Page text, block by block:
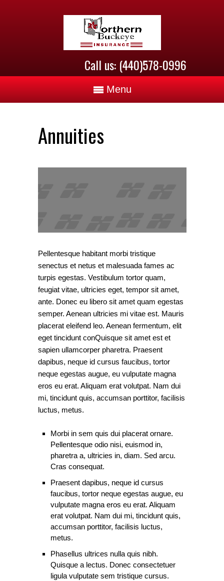
Call us: (440)578-0996
Menu
Annuities
Pellentesque habitant morbi tristique
senectus et netus et malesuada fames ac
turpis egestas. Vestibulum tortor quam,
feugiat vitae, ultricies eget, tempor sit amet,
ante. Donec eu libero sit amet quam egestas
semper. Aenean ultricies mi vitae est. Mauris
placerat eleifend leo. Aenean fermentum, elit
eget tincidunt conQuisque sit amet est et
sapien ullamcorper pharetra. Praesent
dapibus, neque id cursus faucibus, tortor
neque egestas augue, eu vulputate magna
eros eu erat. Aliquam erat volutpat. Nam dui
mi, tincidunt quis, accumsan porttitor, facilisis
luctus, metus.
Morbi in sem quis dui placerat ornare.
Pellentesque odio nisi, euismod in,
pharetra a, ultricies in, diam. Sed arcu.
Cras consequat.
Praesent dapibus, neque id cursus
faucibus, tortor neque egestas augue, eu
vulputate magna eros eu erat. Aliquam
erat volutpat. Nam dui mi, tincidunt quis,
accumsan porttitor, facilisis luctus,
metus.
Phasellus ultrices nulla quis nibh.
Quisque a lectus. Donec consectetuer
ligula vulputate sem tristique cursus.